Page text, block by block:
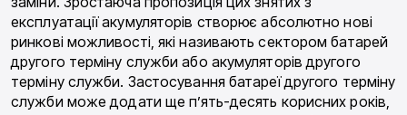
експлуатації акумуляторів створює абсолютно нові
ринкові мож­ливості, які називають сектором батарей
другого терміну служби або акумуляторів другого
терміну служби. Застосування батареї другого терміну
служби може додати ще п’ять-десять корисних ро­ків,